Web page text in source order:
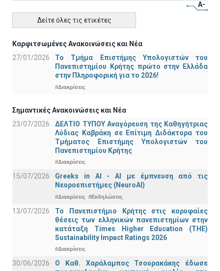
A-
Δείτε όλες τις ετικέτες
Καρφιτσωμένες Ανακοινώσεις και Νέα
27/01/2026
Το Τμήμα Επιστήμης Υπολογιστών του
Πανεπιστημίου Κρήτης πρώτο στην Ελλάδα
στην Πληροφορική για το 2026!
#Διακρίσεις
Σημαντικές Ανακοινώσεις και Νέα
23/07/2026
ΔΕΛΤΙΟ ΤΥΠΟΥ Αναγόρευση της Καθηγήτριας
Λύδιας Καβράκη σε Επίτιμη Διδάκτορα του
Τμήματος Επιστήμης Υπολογιστών του
Πανεπιστημίου Κρήτης
#Διακρίσεις
15/07/2026
Greeks in AI - ΑΙ με έμπνευση από τις
Νευροεπιστήμες (NeuroAI)
#Διακρίσεις #Εκδηλώσεις
13/07/2026
Το Πανεπιστήμιο Κρήτης στις κορυφαίες
θέσεις των ελληνικών πανεπιστημίων στην
κατάταξη Times Higher Education (ΤΗΕ)
Sustainability Impact Ratings 2026
#Διακρίσεις
30/06/2026
Ο Καθ. Χαράλαμπος Τσουρακάκης έδωσε